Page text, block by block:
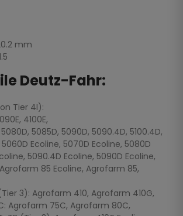
mm
Deutz-Fahr:
Tier 4I):
4100E,
5085D, 5090D, 5090.4D, 5100.4D,
Ecoline, 5070D Ecoline, 5080D
5090.4D Ecoline, 5090D Ecoline,
85 Ecoline, Agrofarm 85,
3): Agrofarm 410, Agrofarm 410G,
Agrofarm 75C, Agrofarm 80C,